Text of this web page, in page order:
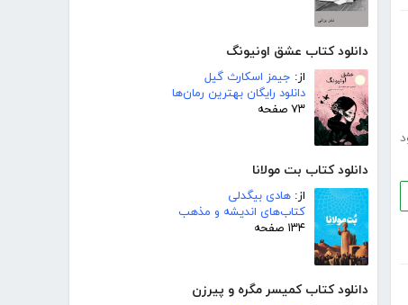
دانلود کتاب عشق اونیونگ
از: جیمز اسکارث گیل
دانلود رایگان بهترین رمان‌ها
۷۳ صفحه
دانلود کتاب بت مولانا
از: هادی بیگدلی
کتاب‌های اندیشه و مذهب
۱۳۴ صفحه
دانلود کتاب کمیسر مگره و پیرزن